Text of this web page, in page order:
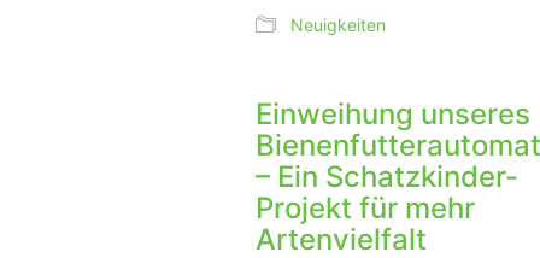
Neuigkeiten
Einweihung unseres
– Ein Schatzkinder-
Projekt für mehr
Artenvielfalt